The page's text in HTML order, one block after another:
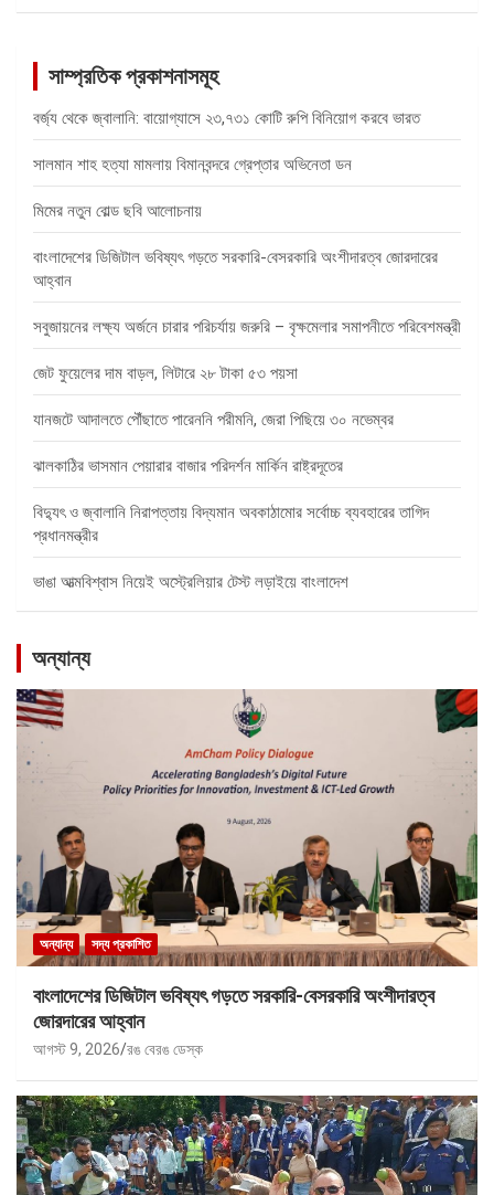
সাম্প্রতিক প্রকাশনাসমূহ
বর্জ্য থেকে জ্বালানি: বায়োগ্যাসে ২৩,৭৩১ কোটি রুপি বিনিয়োগ করবে ভারত
সালমান শাহ হত্যা মামলায় বিমানবন্দরে গ্রেপ্তার অভিনেতা ডন
মিমের নতুন বোল্ড ছবি আলোচনায়
বাংলাদেশের ডিজিটাল ভবিষ্যৎ গড়তে সরকারি-বেসরকারি অংশীদারত্ব জোরদারের
আহ্বান
সবুজায়নের লক্ষ্য অর্জনে চারার পরিচর্যায় জরুরি – বৃক্ষমেলার সমাপনীতে পরিবেশমন্ত্রী
জেট ফুয়েলের দাম বাড়ল, লিটারে ২৮ টাকা ৫৩ পয়সা
যানজটে আদালতে পৌঁছাতে পারেননি পরীমনি, জেরা পিছিয়ে ৩০ নভেম্বর
ঝালকাঠির ভাসমান পেয়ারার বাজার পরিদর্শন মার্কিন রাষ্ট্রদূতের
বিদ্যুৎ ও জ্বালানি নিরাপত্তায় বিদ্যমান অবকাঠামোর সর্বোচ্চ ব্যবহারের তাগিদ
প্রধানমন্ত্রীর
ভাঙা আত্মবিশ্বাস নিয়েই অস্ট্রেলিয়ার টেস্ট লড়াইয়ে বাংলাদেশ
অন্যান্য
অন্যান্য সদ্য প্রকাশিত
বাংলাদেশের ডিজিটাল ভবিষ্যৎ গড়তে সরকারি-বেসরকারি অংশীদারত্ব
জোরদারের আহ্বান
আগস্ট 9, 2026 রঙ বেরঙ ডেস্ক